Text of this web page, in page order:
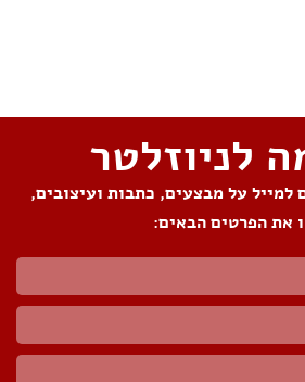
לניוזלטר
למייל על מבצעים, כתבות ועיצובים,
את הפרטים הבאים: